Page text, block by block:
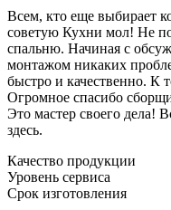
Всем, кто еще выбирает
советую Кухни мол! Не
спальню. Начиная с
монтажом никаких
быстро и качественно. К
Огромное спасибо
Это мастер своего дела!
здесь.
Качество продукции
Уровень сервиса
Срок изготовления